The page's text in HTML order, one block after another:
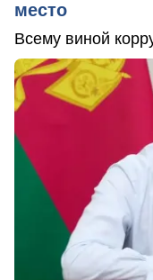
место
Всему виной